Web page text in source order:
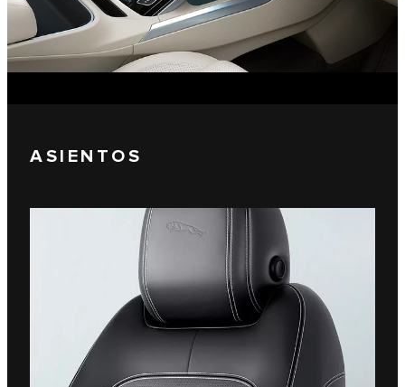
ASIENTOS